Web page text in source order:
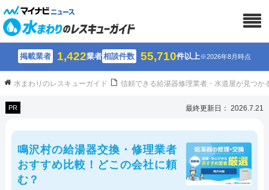
掲載業者 1,422業者相談件数 55,710件以上※2026年8月時点
水まわりのレスキューガイド 信頼できる給湯器修理業者・水道屋が見つか
PR 最終更新日： 2026.7.21
鳴沢村の給湯器交換・修理業者
おすすめ比較！どこの会社に頼
む？